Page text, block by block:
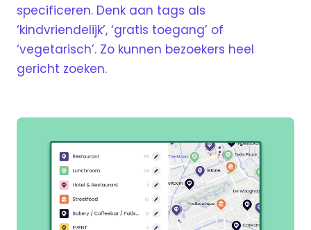
specificeren. Denk aan tags als
‘kindvriendelijk’, ‘gratis toegang’ of
‘vegetarisch’. Zo kunnen bezoekers heel
gericht zoeken.